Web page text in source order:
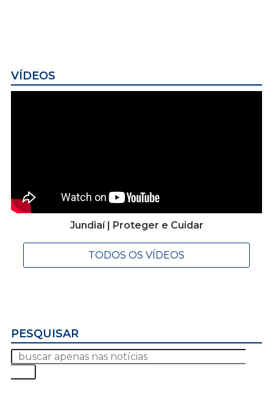
VÍDEOS
Jundiaí | Proteger e Cuidar
TODOS OS VÍDEOS
PESQUISAR